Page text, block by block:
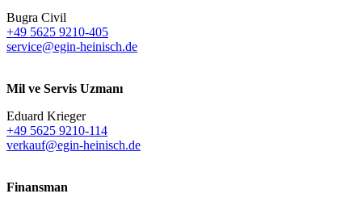
Bugra Civil
+49 5625 9210-405
service@egin-heinisch.de
Mil ve Servis Uzmanı
Eduard Krieger
+49 5625 9210-114
verkauf@egin-heinisch.de
Finansman